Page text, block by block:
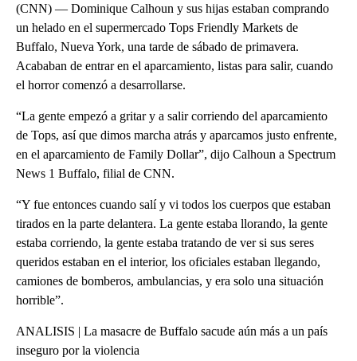
(CNN) — Dominique Calhoun y sus hijas estaban comprando
un helado en el supermercado Tops Friendly Markets de
Buffalo, Nueva York, una tarde de sábado de primavera.
Acababan de entrar en el aparcamiento, listas para salir, cuando
el horror comenzó a desarrollarse.
“La gente empezó a gritar y a salir corriendo del aparcamiento
de Tops, así que dimos marcha atrás y aparcamos justo enfrente,
en el aparcamiento de Family Dollar”, dijo Calhoun a Spectrum
News 1 Buffalo, filial de CNN.
“Y fue entonces cuando salí y vi todos los cuerpos que estaban
tirados en la parte delantera. La gente estaba llorando, la gente
estaba corriendo, la gente estaba tratando de ver si sus seres
queridos estaban en el interior, los oficiales estaban llegando,
camiones de bomberos, ambulancias, y era solo una situación
horrible”.
ANALISIS | La masacre de Buffalo sacude aún más a un país
inseguro por la violencia